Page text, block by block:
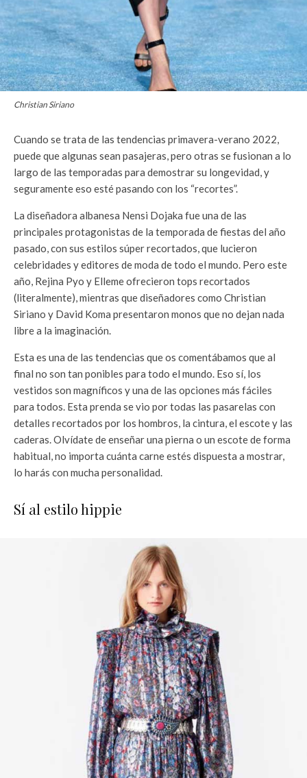
Christian Siriano
Cuando se trata de las tendencias primavera-verano 2022,
puede que algunas sean pasajeras, pero otras se fusionan a lo
largo de las temporadas para demostrar su longevidad, y
seguramente eso esté pasando con los “recortes”.
La diseñadora albanesa Nensi Dojaka fue una de las
principales protagonistas de la temporada de fiestas del año
pasado, con sus estilos súper recortados, que lucieron
celebridades y editores de moda de todo el mundo. Pero este
año, Rejina Pyo y Elleme ofrecieron tops recortados
(literalmente), mientras que diseñadores como Christian
Siriano y David Koma presentaron monos que no dejan nada
libre a la imaginación.
Esta es una de las tendencias que os comentábamos que al
final no son tan ponibles para todo el mundo. Eso sí, los
vestidos son magníficos y una de las opciones más fáciles
para todos. Esta prenda se vio por todas las pasarelas con
detalles recortados por los hombros, la cintura, el escote y las
caderas. Olvídate de enseñar una pierna o un escote de forma
habitual, no importa cuánta carne estés dispuesta a mostrar,
lo harás con mucha personalidad.
Sí al estilo hippie